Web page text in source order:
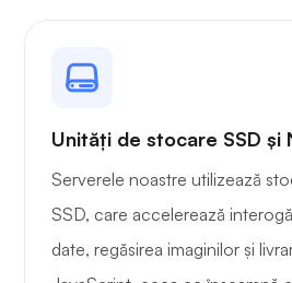
Radiografie
Unități de stocare SSD și
Serverele noastre utilizează
SSD, care accelerează
date, regăsirea imaginilor și